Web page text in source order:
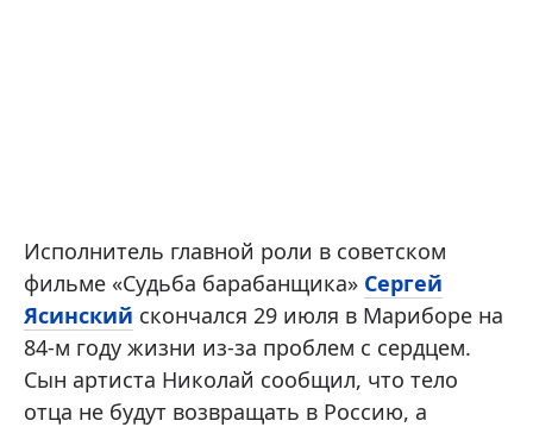
Исполнитель главной роли в советском
фильме «Судьба барабанщика» Сергей
Ясинский скончался 29 июля в Мариборе на
84-м году жизни из-за проблем с сердцем.
Сын артиста Николай сообщил, что тело
отца не будут возвращать в Россию, а